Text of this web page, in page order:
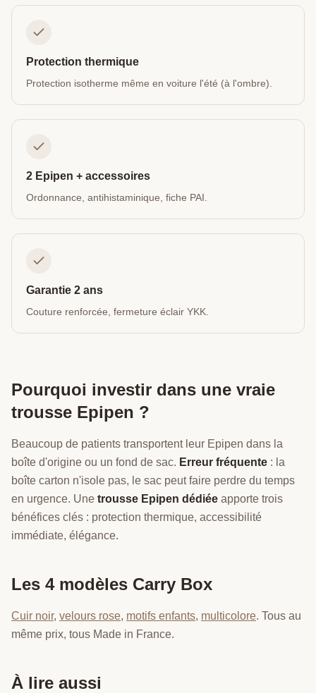
Protection thermique
Protection isotherme même en voiture l'été (à l'ombre).
2 Epipen + accessoires
Ordonnance, antihistaminique, fiche PAI.
Garantie 2 ans
Couture renforcée, fermeture éclair YKK.
Pourquoi investir dans une vraie
trousse Epipen ?
Beaucoup de patients transportent leur Epipen dans la
boîte d'origine ou un fond de sac. Erreur fréquente : la
boîte carton n'isole pas, le sac peut faire perdre du temps
en urgence. Une trousse Epipen dédiée apporte trois
bénéfices clés : protection thermique, accessibilité
immédiate, élégance.
Les 4 modèles Carry Box
Cuir noir, velours rose, motifs enfants, multicolore. Tous au
même prix, tous Made in France.
À lire aussi